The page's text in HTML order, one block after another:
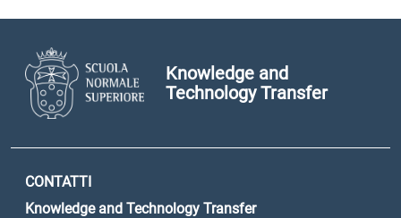
Knowledge and
Technology Transfer
CONTATTI
Knowledge and Technology Transfer